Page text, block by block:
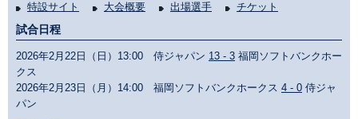
特設サイト 大会概要 出場選手 チケット
試合日程
2026年2月22日（日）13:00 侍ジャパン 13 - 3 福岡ソフトバンクホー
クス
2026年2月23日（月）14:00 福岡ソフトバンクホークス 4 - 0 侍ジャ
パン